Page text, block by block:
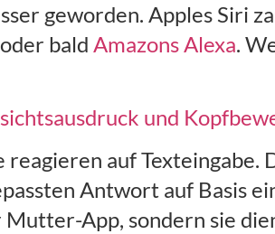
geworden. Apples Siri
baldAmazons Alexa.
und
auf
Antwort auf Basis
App, sondern sie